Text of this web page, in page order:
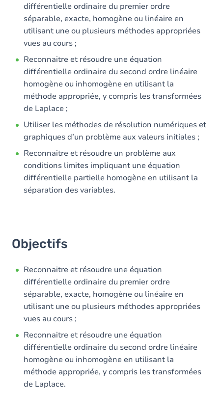
différentielle ordinaire du premier ordre
séparable, exacte, homogène ou linéaire en
utilisant une ou plusieurs méthodes appropriées
vues au cours ;
Reconnaitre et résoudre une équation
différentielle ordinaire du second ordre linéaire
homogène ou inhomogène en utilisant la
méthode appropriée, y compris les transformées
de Laplace ;
Utiliser les méthodes de résolution numériques et
graphiques d’un problème aux valeurs initiales ;
Reconnaitre et résoudre un problème aux
conditions limites impliquant une équation
différentielle partielle homogène en utilisant la
séparation des variables.
Objectifs
Reconnaitre et résoudre une équation
différentielle ordinaire du premier ordre
séparable, exacte, homogène ou linéaire en
utilisant une ou plusieurs méthodes appropriées
vues au cours ;
Reconnaitre et résoudre une équation
différentielle ordinaire du second ordre linéaire
homogène ou inhomogène en utilisant la
méthode appropriée, y compris les transformées
de Laplace.